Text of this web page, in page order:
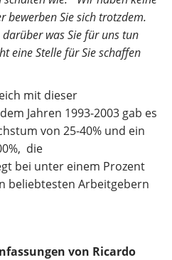
bewerben Sie sich trotzdem.
was Sie für uns tun
eine Stelle für Sie schaffen
mit dieser
Jahren 1993-2003 gab es
von 25-40% und ein
die
bei unter einem Prozent
beliebtesten Arbeitgebern
von Ricardo